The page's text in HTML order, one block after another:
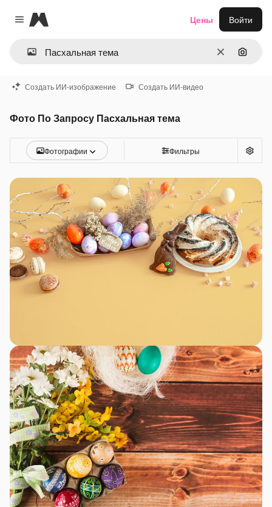
Close menu
Magnific
ОчиститьПоиск
Цены Войти
Создать ИИ-изображение Создать ИИ-видео
Фото По Запросу Пасхальная тема
Фотографии Фильтры